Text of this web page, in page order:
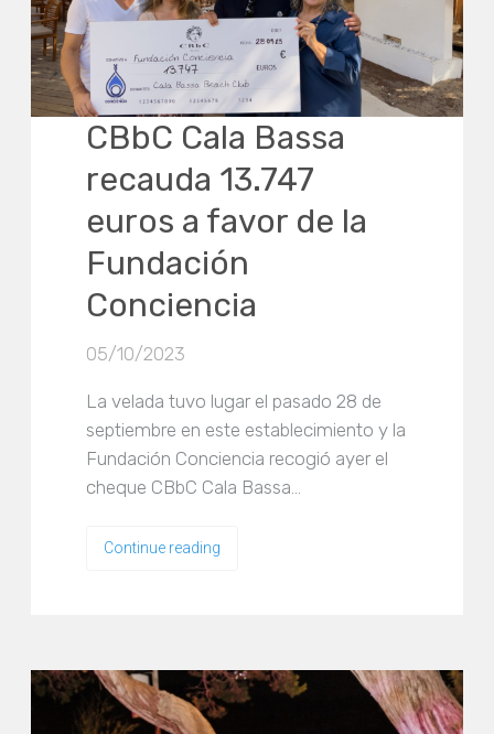
CBbC Cala Bassa
recauda 13.747
euros a favor de la
Fundación
Conciencia
05/10/2023
La velada tuvo lugar el pasado 28 de
septiembre en este establecimiento y la
Fundación Conciencia recogió ayer el
cheque CBbC Cala Bassa…
Continue reading